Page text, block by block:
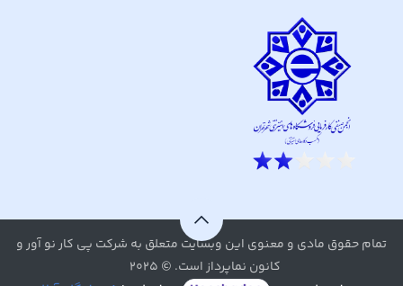
تمام حقوق مادی و معنوی این وبسایت متعلق به شرکت پی کار نو آور و
کانون نماپرداز است. © ۲۰۲۵